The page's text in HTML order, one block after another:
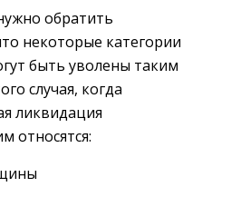
обратить
некоторые категории
быть уволены таким
случая, когда
ликвидация
относятся: